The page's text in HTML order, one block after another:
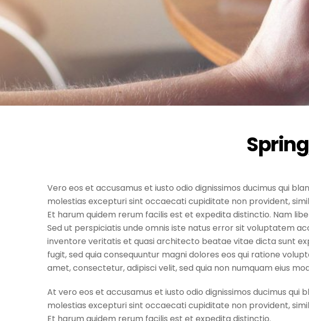
Vero eos et accusamus et iusto odio dignissimos ducimus qui
molestias excepturi sint occaecati cupiditate non provident,
Et harum quidem rerum facilis est et expedita distinctio. Nam
Sed ut perspiciatis unde omnis iste natus error sit voluptatem
inventore veritatis et quasi architecto beatae vitae dicta sunt
fugit, sed quia consequuntur magni dolores eos qui ratione
amet, consectetur, adipisci velit, sed quia non numquam eius
At vero eos et accusamus et iusto odio dignissimos ducimus
molestias excepturi sint occaecati cupiditate non provident,